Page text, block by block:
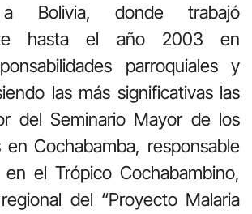
a Bolivia, donde trabajó
hasta el año 2003 en
parroquiales y
las más significativas las
del Seminario Mayor de los
en Cochabamba, responsable
el Trópico Cochabambino,
del “Proyecto Malaria